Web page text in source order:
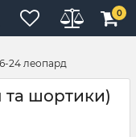
0
24 леопард
та шортики)